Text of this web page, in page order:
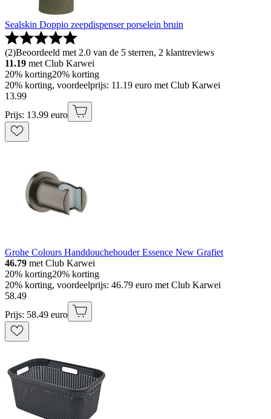
Sealskin Doppio zeepdispenser porselein bruin
(2)Beoordeeld met 2.0 van de 5 sterren, 2 klantreviews
11.19 met Club Karwei
20% korting20% korting
20% korting, voordeelprijs: 11.19 euro met Club Karwei
13.99
Prijs: 13.99 euro
Grohe Colours Handdouchehouder Essence New Grafiet
46.79 met Club Karwei
20% korting20% korting
20% korting, voordeelprijs: 46.79 euro met Club Karwei
58.49
Prijs: 58.49 euro